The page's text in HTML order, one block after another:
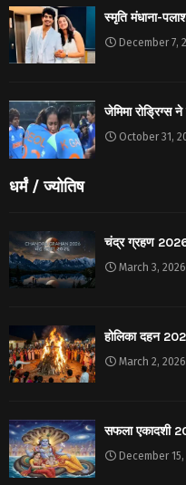
स्मृति मंधाना-
December 7,
जेमिमा रोड्रिग्स
October 31,
धर्मं / ज्योतिष
चंद्र ग्रहण
March 3, 2026
होलिका दहन
March 2, 2026
सफला एकादशी
December 15,